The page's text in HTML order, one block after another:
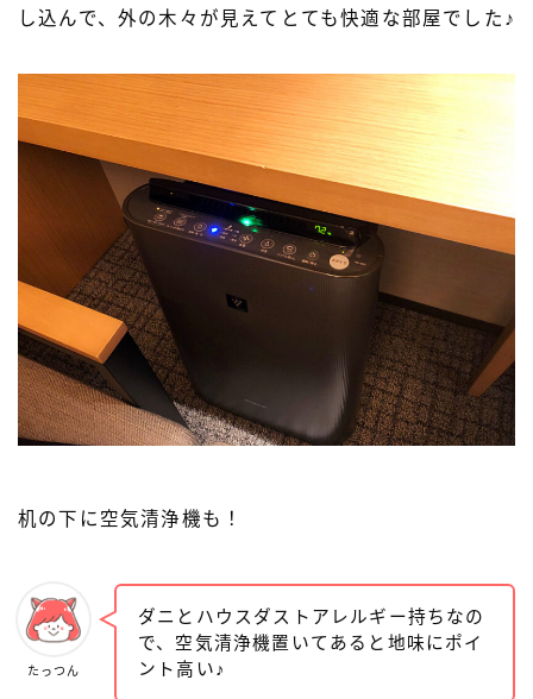
し込んで、外の木々が見えてとても快適な部屋でした♪
机の下に空気清浄機も！
たっつん
ダニとハウスダストアレルギー持ちなの
で、空気清浄機置いてあると地味にポイ
ント高い♪